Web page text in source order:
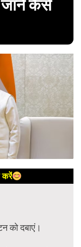
कैसे
करें